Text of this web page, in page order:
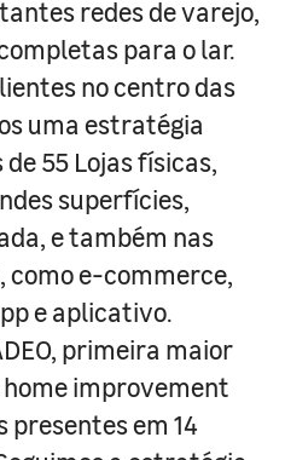
redes de varejo,
para o lar.
no centro das
uma estratégia
55 Lojas físicas,
superfícies,
e também nas
e-commerce,
e aplicativo.
primeira maior
improvement
presentes em 14